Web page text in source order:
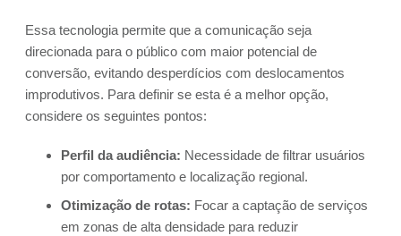
Essa tecnologia permite que a comunicação seja
direcionada para o público com maior potencial de
conversão, evitando desperdícios com deslocamentos
improdutivos. Para definir se esta é a melhor opção,
considere os seguintes pontos:
Perfil da audiência: Necessidade de filtrar usuários
por comportamento e localização regional.
Otimização de rotas: Focar a captação de serviços
em zonas de alta densidade para reduzir